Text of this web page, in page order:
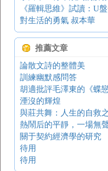
《羅輯思維》試讀：U
對生活的勇氣 叔本華
推薦文章
論散文詩的整體美
訓練幽默感問答
胡適批評毛澤東的《蝶
湮沒的輝煌
與莊共舞：人生的自救
熱鬧后的平靜，一場無
關于契約經濟學的研究
待用
待用